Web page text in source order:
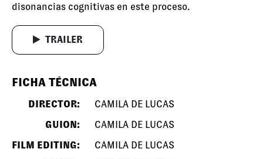
disonancias cognitivas en este proceso.
TRAILER
FICHA TÉCNICA
DIRECTOR:
CAMILA DE LUCAS
GUION:
CAMILA DE LUCAS
FILM EDITING:
CAMILA DE LUCAS